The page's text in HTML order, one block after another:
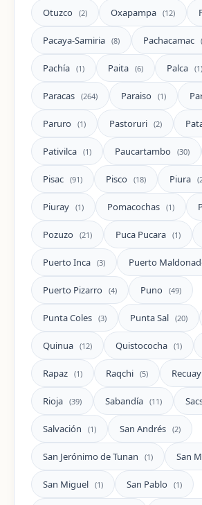
Otuzco (2) Oxapampa (12)
Pacaya-Samiria (8) Pachacamac
Pachía (1) Paita (6) Palca (1)
Paracas (264) Paraiso (1)
Paruro (1) Pastoruri (2)
Pativilca (1) Paucartambo (30)
Pisac (91) Pisco (18) Piura
Piuray (1) Pomacochas (1)
Pozuzo (21) Puca Pucara (1)
Puerto Inca (3) Puerto
Puerto Pizarro (4) Puno (49)
Punta Coles (3) Punta Sal (20)
Quinua (12) Quistococha (1)
Rapaz (1) Raqchi (5) Recuay
Rioja (39) Sabandía (11)
Salvación (1) San Andrés (2)
San Jerónimo de Tunan (1) San
San Miguel (1) San Pablo (1)